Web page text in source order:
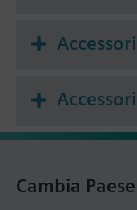
Accessori
Cambia Paese